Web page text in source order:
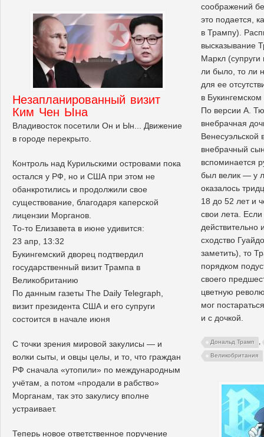
соображений
это подается,
в Трампу).
высказывание
Маркл (супруги
ли было, то ли
для ее
в
По версии А.
внебрачная
внебрачный
вспоминается
был велик — у
оказалось
18 до 52 лет и
свои лета.
сходство
заметить), то
порядком
своего
цветную
мог
и с дочкой.
Дональд Трамп ,
Великобритания
Незапланированный визит
Ким Чен Ына
Владивосток посетили Он и Ын... Движение
в городе перекрыто.
Контроль над Курильскими островами пока
остался у РФ, но и США при этом не
обанкротились и продолжили свое
существование, благодаря каперской
лицензии Морганов.
То-то Елизавета в июне удивится:
23 апр, 13:32
Букингемский дворец подтвердил
государственный визит Трампа в
Великобританию
По данным газеты The Daily Telegraph,
визит президента США и его супруги
состоится в начале июня
С точки зрения мировой закулисы — и
волки сыты, и овцы целы, и то, что граждан
РФ сначала «утопили» по международным
учётам, а потом «продали в рабство»
Морганам, так это закулису вполне
устраивает.
Теперь новое ответственное поручение